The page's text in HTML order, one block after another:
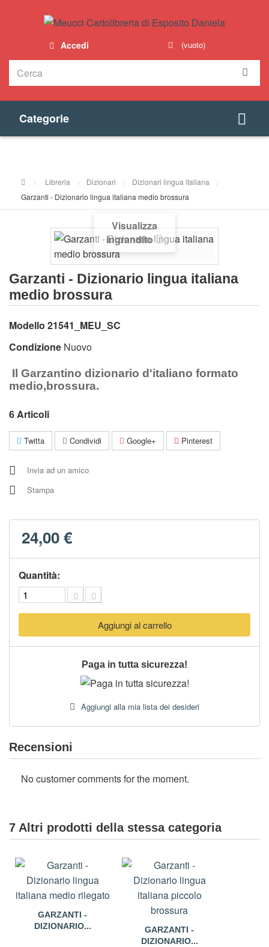
Accedi (vuoto)
Categorie
> Libreria > Dizionari > Dizionari lingua italiana
>
Garzanti - Dizionario lingua italiana medio brossura
Visualizza
ingrandito
Garzanti - Dizionario lingua italiana
medio brossura
Modello 21541_MEU_SC
Condizione Nuovo
Il Garzantino dizionario d'italiano formato
medio,brossura.
6Articoli
Twitta Condividi Google+ Pinterest
Invia ad un amico
Stampa
24,00 €
Quantità:
Aggiungi al carrello
Paga in tutta sicurezza!
Aggiungi alla mia lista dei desideri
Recensioni
No customer comments for the moment.
7 Altri prodotti della stessa categoria
GARZANTI -
DIZIONARIO...
GARZANTI -
DIZIONARIO...